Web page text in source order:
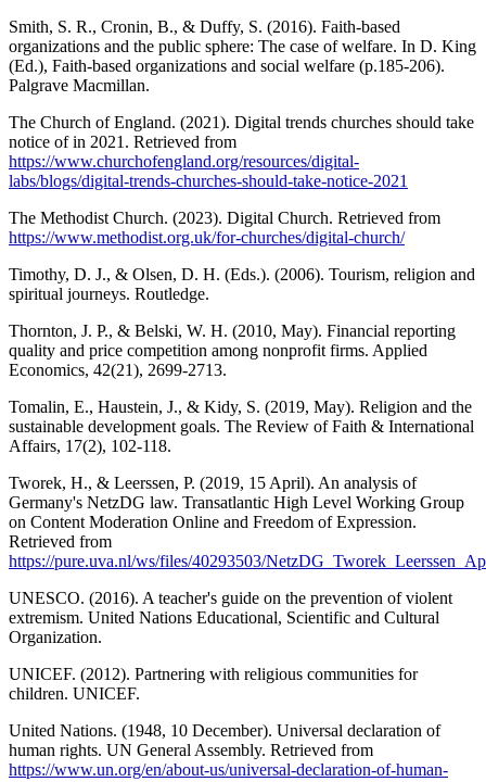
Smith, S. R., Cronin, B., & Duffy, S. (2016). Faith-based
organizations and the public sphere: The case of welfare. In D. King
(Ed.), Faith-based organizations and social welfare (p.185-206).
Palgrave Macmillan.
The Church of England. (2021). Digital trends churches should take
notice of in 2021. Retrieved from
https://www.churchofengland.org/resources/digital-
labs/blogs/digital-trends-churches-should-take-notice-2021
The Methodist Church. (2023). Digital Church. Retrieved from
https://www.methodist.org.uk/for-churches/digital-church/
Timothy, D. J., & Olsen, D. H. (Eds.). (2006). Tourism, religion and
spiritual journeys. Routledge.
Thornton, J. P., & Belski, W. H. (2010, May). Financial reporting
quality and price competition among nonprofit firms. Applied
Economics, 42(21), 2699-2713.
Tomalin, E., Haustein, J., & Kidy, S. (2019, May). Religion and the
sustainable development goals. The Review of Faith & International
Affairs, 17(2), 102-118.
Tworek, H., & Leerssen, P. (2019, 15 April). An analysis of
Germany's NetzDG law. Transatlantic High Level Working Group
on Content Moderation Online and Freedom of Expression.
Retrieved from
https://pure.uva.nl/ws/files/40293503/
UNESCO. (2016). A teacher's guide on the prevention of violent
extremism. United Nations Educational, Scientific and Cultural
Organization.
UNICEF. (2012). Partnering with religious communities for
children. UNICEF.
United Nations. (1948, 10 December). Universal declaration of
human rights. UN General Assembly. Retrieved from
https://www.un.org/en/about-us/universal-declaration-of-human-